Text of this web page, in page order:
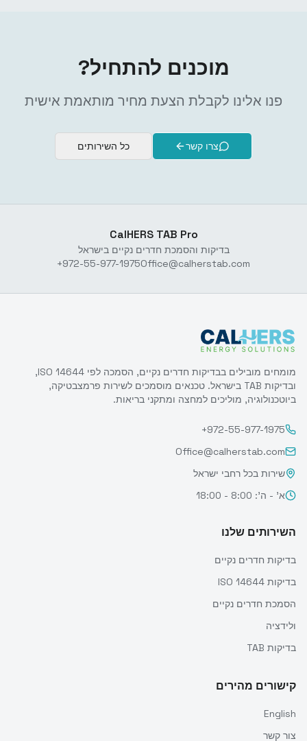
מוכנים להתחיל?
פנו אלינו לקבלת הצעת מחיר מותאמת אישית
צרו קשר כל השירותים
CalHERS TAB Pro
בדיקות והסמכת חדרים נקיים בישראל
Office@calherstab.com
+972-55-977-1975
מומחים מובילים בבדיקות חדרים נקיים, הסמכה לפי ISO 14644,
ובדיקות TAB בישראל. טכנאים מוסמכים לשירות פרמצבטיקה,
ביוטכנולוגיה, מוליכים למחצה ומתקני בריאות.
+972-55-977-1975
Office@calherstab.com
שירות בכל רחבי ישראל
א' - ה': 8:00 - 18:00
השירותים שלנו
בדיקות חדרים נקיים
בדיקות ISO 14644
הסמכת חדרים נקיים
ולידציה
בדיקות TAB
קישורים מהירים
English
צור קשר